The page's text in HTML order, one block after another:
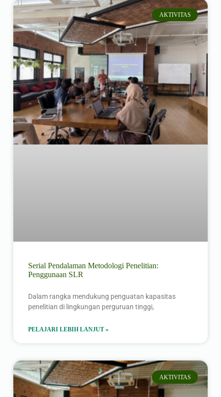
AKTIVITAS
Serial Pendalaman Metodologi Penelitian:
Penggunaan SLR
Dalam rangka mendukung penguatan kapasitas
penelitian di lingkungan perguruan tinggi,
PELAJARI LEBIH LANJUT »
AKTIVITAS